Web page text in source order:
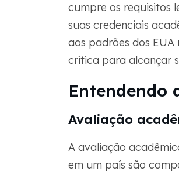
cumpre os requisitos
suas credenciais
aos padrões dos
crítica para alcançar
Entendendo
Avaliação
A avaliação
em um país são